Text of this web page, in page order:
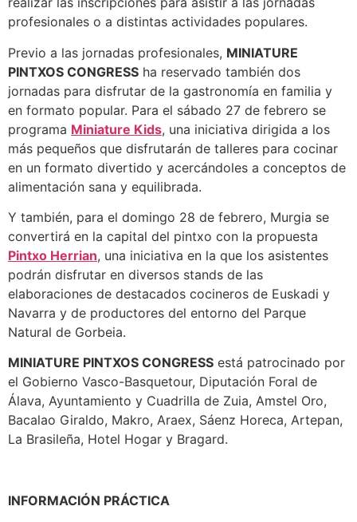
profesionales o a distintas actividades populares.
Previo a las jornadas profesionales, MINIATURE
PINTXOS CONGRESS ha reservado también dos
jornadas para disfrutar de la gastronomía en familia y
en formato popular. Para el sábado 27 de febrero se
programa Miniature Kids, una iniciativa dirigida a los
más pequeños que disfrutarán de talleres para cocinar
en un formato divertido y acercándoles a conceptos de
alimentación sana y equilibrada.
Y también, para el domingo 28 de febrero, Murgia se
convertirá en la capital del pintxo con la propuesta
Pintxo Herrian, una iniciativa en la que los asistentes
podrán disfrutar en diversos stands de las
elaboraciones de destacados cocineros de Euskadi y
Navarra y de productores del entorno del Parque
Natural de Gorbeia.
MINIATURE PINTXOS CONGRESS está patrocinado por
el Gobierno Vasco-Basquetour, Diputación Foral de
Álava, Ayuntamiento y Cuadrilla de Zuia, Amstel Oro,
Bacalao Giraldo, Makro, Araex, Sáenz Horeca, Artepan,
La Brasileña, Hotel Hogar y Bragard.
INFORMACIÓN PRÁCTICA